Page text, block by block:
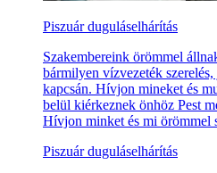
Piszuár duguláselhárítás
Szakembereink örömmel
bármilyen vízvezeték
kapcsán. Hívjon mineket és
belül kiérkeznek önhöz Pest
Hívjon minket és mi örömmel
Piszuár duguláselhárítás